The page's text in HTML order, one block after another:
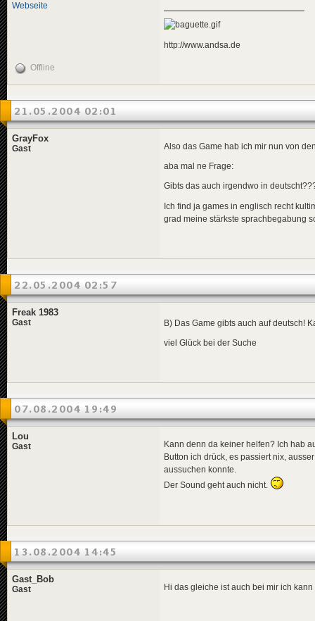
Webseite
http://www.andsa.de
Offline
21.05.2004 02:01
GrayFox
Gast Also das Game hab ich mir nun von
aba mal ne Frage:
Gibts das auch irgendwo in
Ich find ja games in englisch recht
grad meine stärkste sprachbegabung
22.05.2004 02:57
Freak 1983
Gast B) Das Game gibts auch auf deutsch!
viel Glück bei der Suche
07.08.2004 19:49
Lou
Gast
Kann denn da keiner helfen? Ich hab
Button ich drück, es passiert nix,
aussuchen konnte.
Der Sound geht auch nicht.
13.08.2004 14:45
Gast_Bob
Gast Hi das gleiche ist auch bei mir ich